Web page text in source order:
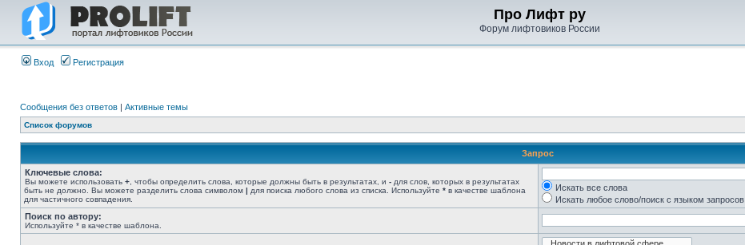
Про Лифт ру
Форум лифтовиков России
Вход Регистрация
Сообщения без ответов | Активные темы
Список форумов
Запрос
Ключевые слова:
Вы можете использовать + , чтобы определить слова, которые должны быть в результатах, и - для слов, которых в результатах
быть не должно. Вы можете разделить слова символом | для поиска любого слова из списка. Используйте * в качестве шаблона
для частичного совпадения.
Искать все слова
Искать любое слово/поиск с языком запросов
Поиск по автору:
Используйте * в качестве шаблона.